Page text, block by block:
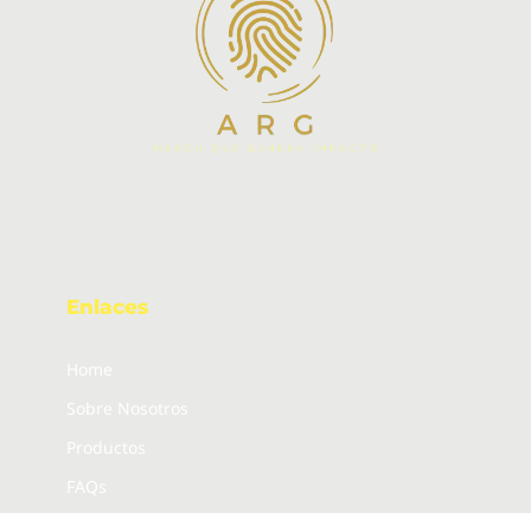
Enlaces
Home
Sobre Nosotros
Productos
FAQs